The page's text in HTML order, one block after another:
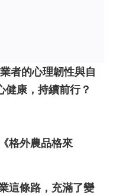
者的心理韌性與自
健康，持續前行？
格外農品格來
這條路，充滿了變